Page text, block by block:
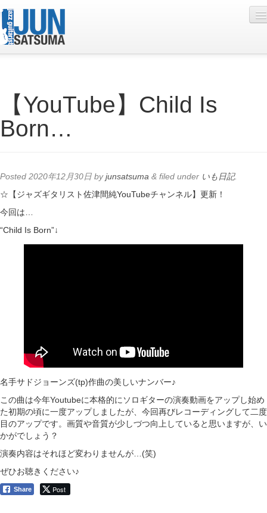
Live Schedule
Discography
Contact
YouTube
【YouTube】Child Is
Born…
Posted 2020年12月30日 byjunsatsuma & filed under いも日記.
☆【ジャズギタリスト佐津間純YouTubeチャンネル】更新！
今回は…
“Child Is Born”↓
名手サドジョーンズ(tp)作曲の美しいナンバー♪
この曲は今年Youtubeに本格的にソロギターの演奏動画をアップし始め
た初期の頃に一度アップしましたが、今回再びレコーディングして二度
目のアップです。画質や音質が少しづつ向上していると思いますが、い
かがでしょう？
演奏内容はそれほど変わりませんが…(笑)
ぜひお聴きください♪
Share Post